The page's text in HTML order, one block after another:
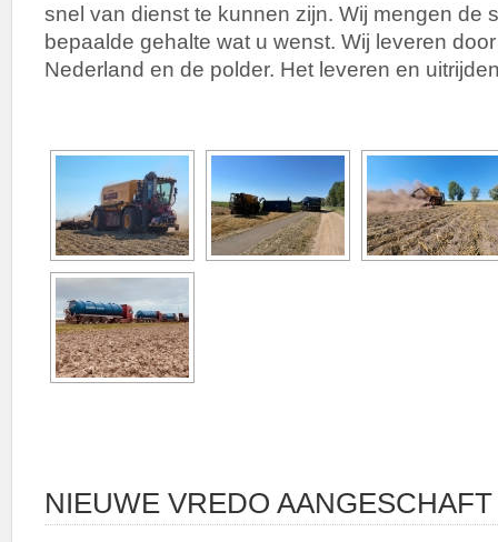
snel van dienst te kunnen zijn. Wij mengen de
bepaalde gehalte wat u wenst. Wij leveren
Nederland en de polder. Het leveren en
NIEUWE VREDO AANGESCHAFT